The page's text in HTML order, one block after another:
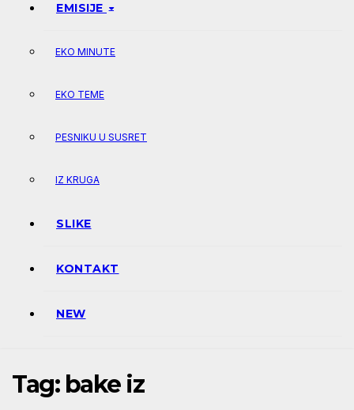
EMISIJE
EKO MINUTE
EKO TEME
PESNIKU U SUSRET
IZ KRUGA
SLIKE
KONTAKT
NEW
Tag: bake iz